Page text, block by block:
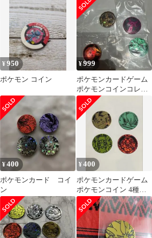
¥950
ポケモン コイン
¥999
ポケモンカードゲーム
ポケモンコインコレク
ション 第5弾 4種類
¥400
ポケモンカード コイ
ン
¥400
ポケモンカードゲーム
ポケモンコイン 4種セ
ット